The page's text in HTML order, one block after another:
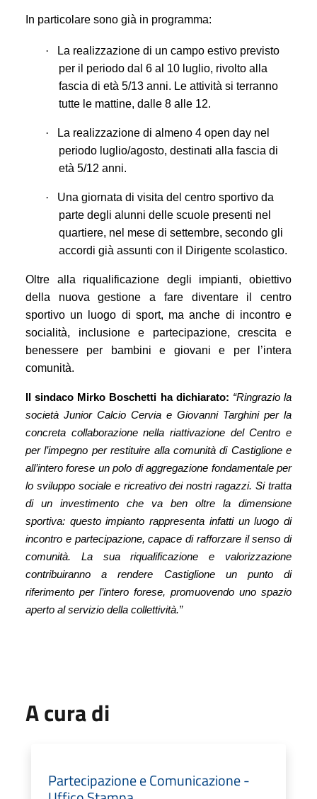
In particolare sono già in programma:
·
La realizzazione di un campo estivo previsto
per il periodo dal 6 al 10 luglio, rivolto alla
fascia di età 5/13 anni. Le attività si terranno
tutte le mattine, dalle 8 alle 12.
·
La realizzazione di almeno 4 open day nel
periodo luglio/agosto, destinati alla fascia di
età 5/12 anni.
·
Una giornata di visita del centro sportivo da
parte degli alunni delle scuole presenti nel
quartiere, nel mese di settembre, secondo gli
accordi già assunti con il Dirigente scolastico.
Oltre alla riqualificazione degli impianti, obiettivo
della nuova gestione a fare diventare il centro
sportivo un luogo di sport, ma anche di incontro e
socialità, inclusione e partecipazione, crescita e
benessere per bambini e giovani e per l’intera
comunità.
Il sindaco Mirko Boschetti ha dichiarato: “Ringrazio la
società Junior Calcio Cervia e Giovanni Targhini per la
concreta collaborazione nella riattivazione del Centro e
per l’impegno per restituire alla comunità di Castiglione e
all’intero forese un polo di aggregazione fondamentale per
lo sviluppo sociale e ricreativo dei nostri ragazzi. Si tratta
di un investimento che va ben oltre la dimensione
sportiva: questo impianto rappresenta infatti un luogo di
incontro e partecipazione, capace di rafforzare il senso di
comunità. La sua riqualificazione e valorizzazione
contribuiranno a rendere Castiglione un punto di
riferimento per l’intero forese, promuovendo uno spazio
aperto al servizio della collettività.”
A cura di
Partecipazione e Comunicazione -